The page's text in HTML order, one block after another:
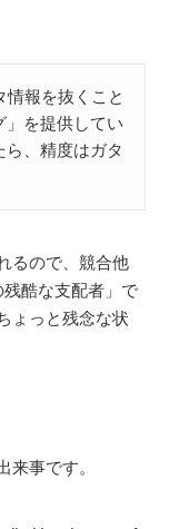
情報を抜くこと
」を提供してい
ら、精度はガタ
るので、競合他
酷な支配者」で
ょっと残念な状
来事です。